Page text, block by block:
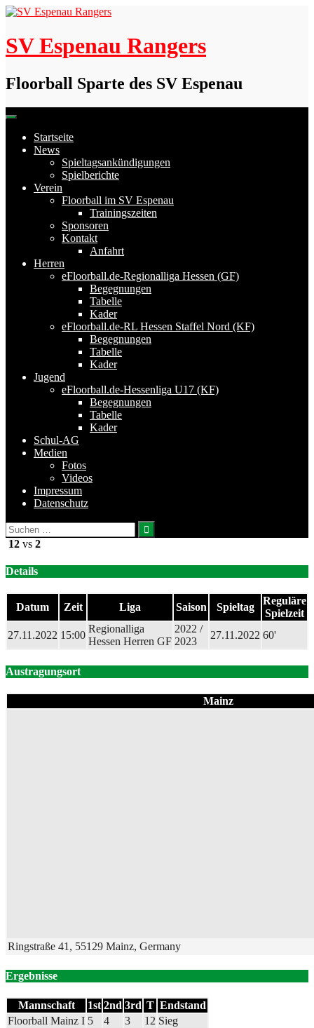
Skip
content
SV Espenau Rangers
Floorball Sparte des SV Espenau
Startseite
News
Spieltagsankündigungen
Spielberichte
Verein
Floorball im SV Espenau
Trainingszeiten
Sponsoren
Kontakt
Anfahrt
Herren
eFloorball.de-Regionalliga Hessen (GF)
Begegnungen
Tabelle
Kader
eFloorball.de-RL Hessen Staffel Nord (KF)
Begegnungen
Tabelle
Kader
Jugend
eFloorball.de-Hessenliga U17 (KF)
Begegnungen
Tabelle
Kader
Schul-AG
Medien
Fotos
Videos
Impressum
Datenschutz
Suchen
nach:
12 vs 2
Details
Datum Zeit Liga Saison Spieltag
Reguläre
Spielzeit
27.11.2022 15:00
Regionalliga
Hessen Herren GF
2022 /
2023
27.11.2022 60'
Austragungsort
Mainz
Ringstraße 41, 55129 Mainz, Germany
Ergebnisse
Mannschaft 1st 2nd 3rd T Endstand
Floorball Mainz I 5 4 3 12 Sieg